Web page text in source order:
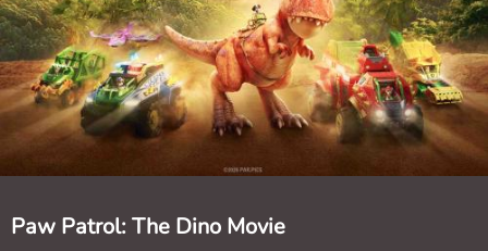
Paw Patrol: The Dino Movie